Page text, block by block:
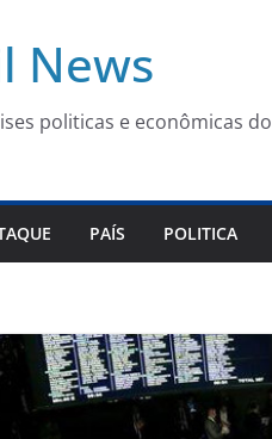
News
politicas e econômicas do
PAÍS POLITICA